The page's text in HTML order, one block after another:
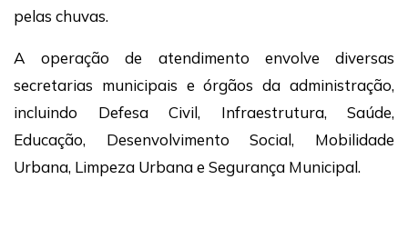
pelas chuvas.
A operação de atendimento envolve diversas
secretarias municipais e órgãos da administração,
incluindo Defesa Civil, Infraestrutura, Saúde,
Educação, Desenvolvimento Social, Mobilidade
Urbana, Limpeza Urbana e Segurança Municipal.